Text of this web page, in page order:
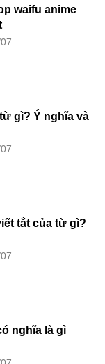
waifu anime
gì? Ý nghĩa và
tắt của từ gì?
nghĩa là gì